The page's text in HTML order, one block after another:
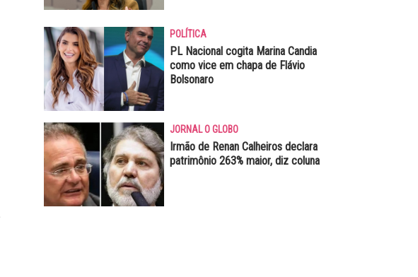
POLÍTICA
PL Nacional cogita Marina Candia
como vice em chapa de Flávio
Bolsonaro
JORNAL O GLOBO
Irmão de Renan Calheiros declara
patrimônio 263% maior, diz coluna